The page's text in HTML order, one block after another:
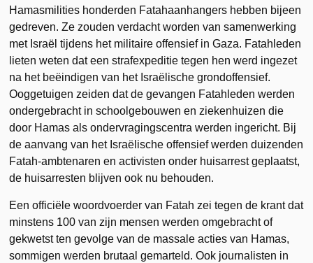
Hamasmilities honderden Fatahaanhangers hebben bijeen
gedreven. Ze zouden verdacht worden van samenwerking
met Israël tijdens het militaire offensief in Gaza. Fatahleden
lieten weten dat een strafexpeditie tegen hen werd ingezet
na het beëindigen van het Israëlische grondoffensief.
Ooggetuigen zeiden dat de gevangen Fatahleden werden
ondergebracht in schoolgebouwen en ziekenhuizen die
door Hamas als ondervragingscentra werden ingericht. Bij
de aanvang van het Israëlische offensief werden duizenden
Fatah-ambtenaren en activisten onder huisarrest geplaatst,
de huisarresten blijven ook nu behouden.
Een officiële woordvoerder van Fatah zei tegen de krant dat
minstens 100 van zijn mensen werden omgebracht of
gekwetst ten gevolge van de massale acties van Hamas,
sommigen werden brutaal gemarteld. Ook journalisten in